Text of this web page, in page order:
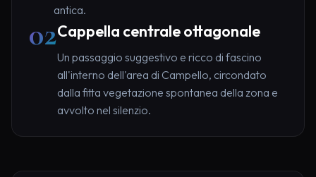
antica.
02Cappella centrale ottagonale
Un passaggio suggestivo e ricco di fascino
all'interno dell'area di Campello, circondato
dalla fitta vegetazione spontanea della zona e
avvolto nel silenzio.